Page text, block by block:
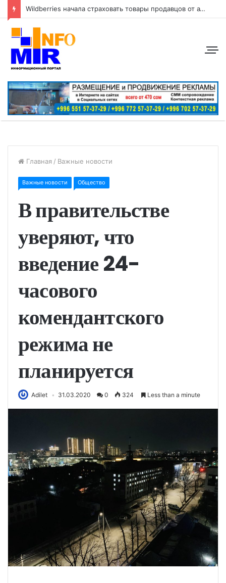
Wildberries начала страховать товары продавцов от атак беспилотников
Главная / Важные новости
Важные новости Общество
В правительстве
уверяют, что
введение 24-
часового
комендантского
режима не
планируется
Adilet 31.03.2020 0 324 Less than a minute